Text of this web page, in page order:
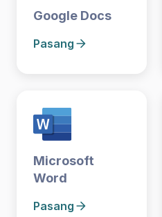
Google Docs
Pasang
Microsoft
Word
Pasang